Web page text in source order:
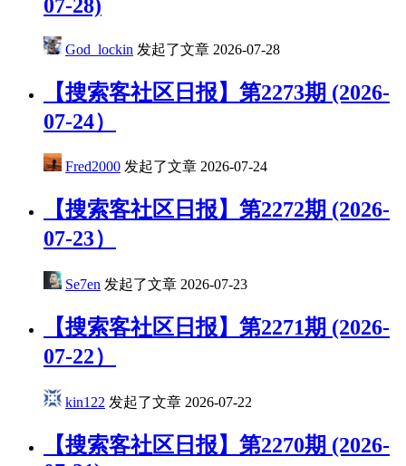
07-28)
God_lockin 发起了文章 2026-07-28
【搜索客社区日报】第2273期 (2026-
07-24）
Fred2000 发起了文章 2026-07-24
【搜索客社区日报】第2272期 (2026-
07-23）
Se7en 发起了文章 2026-07-23
​【搜索客社区日报】第2271期 (2026-
07-22）
kin122 发起了文章 2026-07-22
【搜索客社区日报】第2270期 (2026-